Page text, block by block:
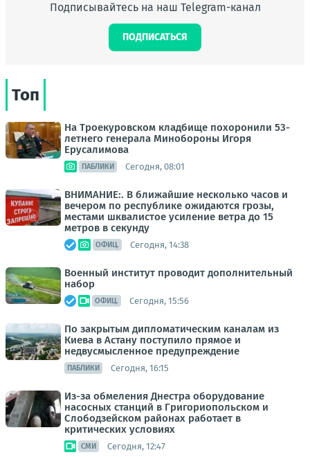
Подписывайтесь на наш Telegram-канал
ПОДПИСАТЬСЯ
Топ
На Троекуровском кладбище похоронили 53-
летнего генерала Минобороны Игоря
Ерусалимова
ПАБЛИКИ Сегодня, 08:01
ВНИМАНИЕ:. В ближайшие несколько часов и
вечером по республике ожидаются грозы,
местами шквалистое усиление ветра до 15
метров в секунду
ОФИЦ. Сегодня, 14:38
Военный институт проводит дополнительный
набор
ОФИЦ. Сегодня, 15:56
По закрытым дипломатическим каналам из
Киева в Астану поступило прямое и
недвусмысленное предупреждение
ПАБЛИКИ Сегодня, 16:15
Из-за обмеления Днестра оборудование
насосных станций в Григориопольском и
Слободзейском районах работает в
критических условиях
СМИ Сегодня, 12:47